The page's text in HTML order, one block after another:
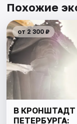
Похожие
от 2 300 ₽
В КРОНШТАДТ
ПЕТЕРБУРГА: